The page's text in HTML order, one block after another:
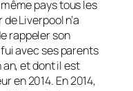
pays tous les
Liverpool n’a
rappeler son
avec ses parents
an, et dont il est
en 2014. En 2014,